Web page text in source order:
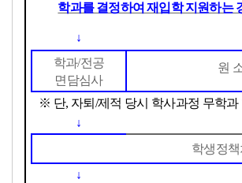
학과를 결정하여 재입학 지원하는
↓
학과/전공
면담심사
원
※ 단, 자퇴/제적 당시 학사과정 무학
↓
학생정
↓